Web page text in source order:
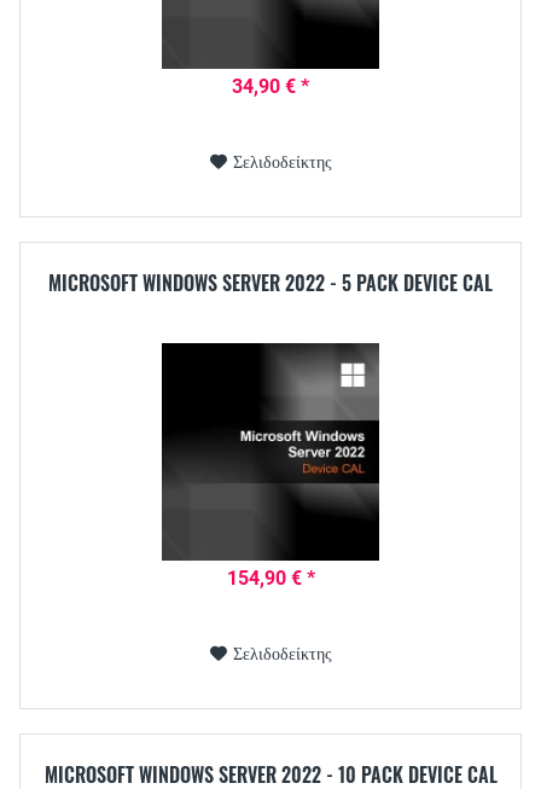
34,90 € *
Σελιδοδείκτης
MICROSOFT WINDOWS SERVER 2022 - 5 PACK DEVICE CAL
154,90 € *
Σελιδοδείκτης
MICROSOFT WINDOWS SERVER 2022 - 10 PACK DEVICE CAL